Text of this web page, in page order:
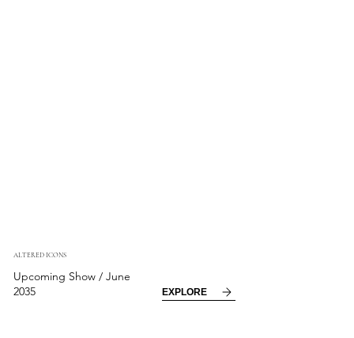
ALTERED ICONS
Upcoming Show / June
2035
EXPLORE